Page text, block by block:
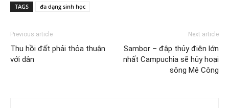
TAGS đa dạng sinh học
Previous article
Thu hồi đất phải thỏa thuận
với dân
Next article
Sambor – đập thủy điện lớn
nhất Campuchia sẽ hủy hoại
sông Mê Công